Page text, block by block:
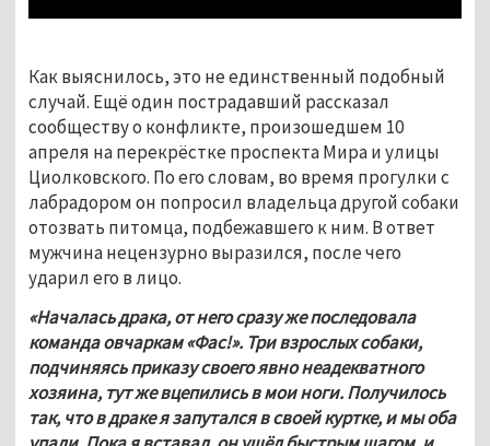
Как выяснилось, это не единственный подобный
случай. Ещё один пострадавший рассказал
сообществу о конфликте, произошедшем 10
апреля на перекрёстке проспекта Мира и улицы
Циолковского. По его словам, во время прогулки с
лабрадором он попросил владельца другой собаки
отозвать питомца, подбежавшего к ним. В ответ
мужчина нецензурно выразился, после чего
ударил его в лицо.
«Началась драка, от него сразу же последовала
команда овчаркам «Фас!». Три взрослых собаки,
подчиняясь приказу своего явно неадекватного
хозяина, тут же вцепились в мои ноги. Получилось
так, что в драке я запутался в своей куртке, и мы оба